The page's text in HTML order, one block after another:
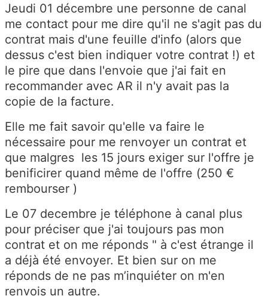
Jeudi 01 décembre une personne de canal
me contact pour me dire qu'il ne s'agit pas du
contrat mais d'une feuille d'info (alors que
dessus c'est bien indiquer votre contrat !) et
le pire que dans l'envoie que j'ai fait en
recommander avec AR il n'y avait pas la
copie de la facture.
Elle me fait savoir qu'elle va faire le
nécessaire pour me renvoyer un contrat et
que malgres les 15 jours exiger sur l'offre je
benificirer quand même de l'offre (250 €
rembourser )
Le 07 decembre je téléphone à canal plus
pour préciser que j'ai toujours pas mon
contrat et on me réponds " à c'est étrange il
a déjà été envoyer. Et bien sur on me
réponds de ne pas m’inquiéter on m'en
renvois un autre.